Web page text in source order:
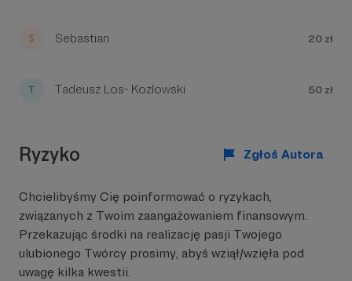
Aby zobaczyć treść musisz zmienić ustawienia
większą popularnością.
Bardzo Wam dziękujemy za
ważnymi/trudnymi/potrzebnymi
Sebastian 20 zł
Tadeusz Los- Kozlowski 50 zł
Ryzyko Zgłoś Autora
Chcielibyśmy Cię poinformować o ryzykach,
związanych z Twoim zaangażowaniem finansowym.
Przekazując środki na realizację pasji Twojego
ulubionego Twórcy prosimy, abyś wziął/wzięła pod
uwagę kilka kwestii.